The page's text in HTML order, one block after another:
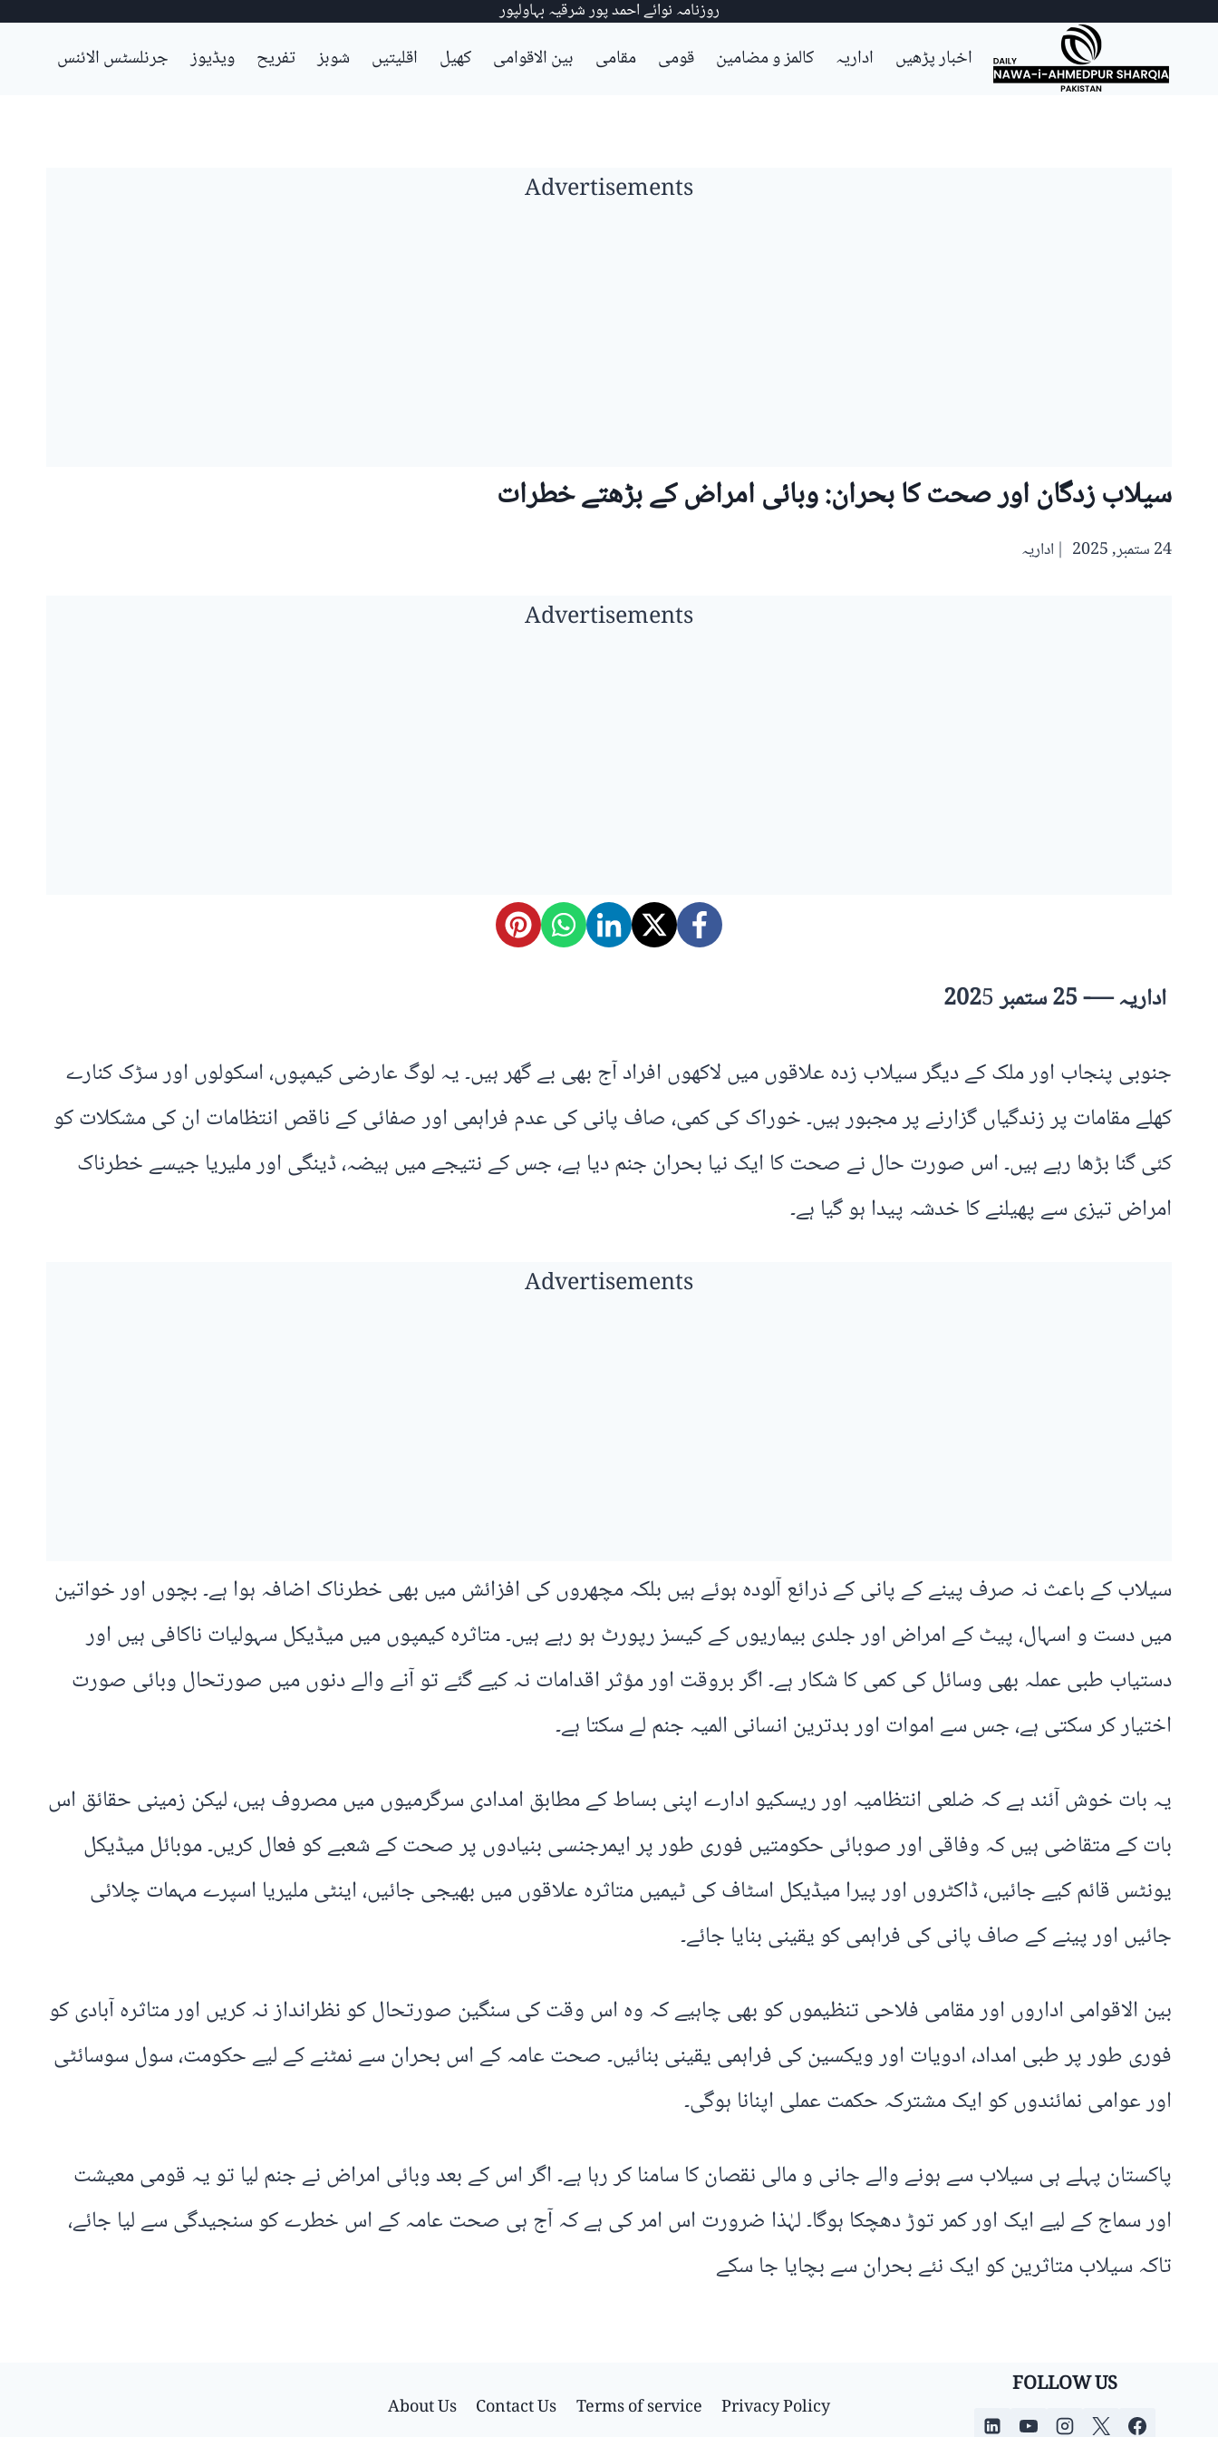
Skip
روزنامہ نوائے احمد پور شرقیہ بہاولپور
اخبار پڑھیں اداریہ کالمز و مضامین قومی مقامی بین الاقوامی کھیل اقلیتیں شوبز تفریح ویڈیوز جرنلسٹس الائنس
Advertisements
سیلاب زدگان اور صحت کا بحران: وبائی امراض کے بڑھتے خطرات
24 ستمبر, 2025 اداریہ
Advertisements
اداریہ —- 25 ستمبر 202
5
جنوبی پنجاب اور ملک کے دیگر سیلاب زدہ علاقوں میں لاکھوں افراد آج بھی بے گھر ہیں۔ یہ لوگ عارضی کیمپوں، اسکولوں اور سڑک کنارے
کھلے مقامات پر زندگیاں گزارنے پر مجبور ہیں۔ خوراک کی کمی، صاف پانی کی عدم فراہمی اور صفائی کے ناقص انتظامات ان کی مشکلات کو
کئی گنا بڑھا رہے ہیں۔ اس صورت حال نے صحت کا ایک نیا بحران جنم دیا ہے، جس کے نتیجے میں ہیضہ، ڈینگی اور ملیریا جیسے خطرناک
امراض تیزی سے پھیلنے کا خدشہ پیدا ہو گیا ہے۔
Advertisements
سیلاب کے باعث نہ صرف پینے کے پانی کے ذرائع آلودہ ہوئے ہیں بلکہ مچھروں کی افزائش میں بھی خطرناک اضافہ ہوا ہے۔ بچوں اور خواتین
میں دست و اسہال، پیٹ کے امراض اور جلدی بیماریوں کے کیسز رپورٹ ہو رہے ہیں۔ متاثرہ کیمپوں میں میڈیکل سہولیات ناکافی ہیں اور
دستیاب طبی عملہ بھی وسائل کی کمی کا شکار ہے۔ اگر بروقت اور مؤثر اقدامات نہ کیے گئے تو آنے والے دنوں میں صورتحال وبائی صورت
اختیار کر سکتی ہے، جس سے اموات اور بدترین انسانی المیہ جنم لے سکتا ہے۔
یہ بات خوش آئند ہے کہ ضلعی انتظامیہ اور ریسکیو ادارے اپنی بساط کے مطابق امدادی سرگرمیوں میں مصروف ہیں، لیکن زمینی حقائق اس
بات کے متقاضی ہیں کہ وفاقی اور صوبائی حکومتیں فوری طور پر ایمرجنسی بنیادوں پر صحت کے شعبے کو فعال کریں۔ موبائل میڈیکل
یونٹس قائم کیے جائیں، ڈاکٹروں اور پیرا میڈیکل اسٹاف کی ٹیمیں متاثرہ علاقوں میں بھیجی جائیں، اینٹی ملیریا اسپرے مہمات چلائی
جائیں اور پینے کے صاف پانی کی فراہمی کو یقینی بنایا جائے۔
بین الاقوامی اداروں اور مقامی فلاحی تنظیموں کو بھی چاہیے کہ وہ اس وقت کی سنگین صورتحال کو نظرانداز نہ کریں اور متاثرہ آبادی کو
فوری طور پر طبی امداد، ادویات اور ویکسین کی فراہمی یقینی بنائیں۔ صحت عامہ کے اس بحران سے نمٹنے کے لیے حکومت، سول سوسائٹی
اور عوامی نمائندوں کو ایک مشترکہ حکمت عملی اپنانا ہوگی۔
پاکستان پہلے ہی سیلاب سے ہونے والے جانی و مالی نقصان کا سامنا کر رہا ہے۔ اگر اس کے بعد وبائی امراض نے جنم لیا تو یہ قومی معیشت
اور سماج کے لیے ایک اور کمر توڑ دھچکا ہوگا۔ لہٰذا ضرورت اس امر کی ہے کہ آج ہی صحت عامہ کے اس خطرے کو سنجیدگی سے لیا جائے،
تاکہ سیلاب متاثرین کو ایک نئے بحران سے بچایا جا سکے
FOLLOW US
Privacy Policy
Terms of service
Contact Us
About Us